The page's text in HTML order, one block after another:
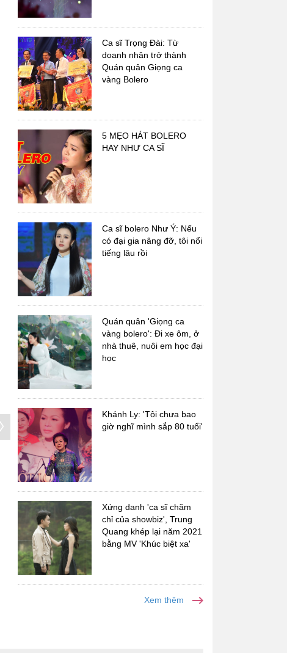
Nhạc sĩ Trúc Phương
Ca sĩ Trọng Đài: Từ
doanh nhân trở thành
Quán quân Giọng ca
vàng Bolero
5 MẸO HÁT BOLERO
HAY NHƯ CA SĨ
Ca sĩ bolero Như Ý: Nếu
có đại gia nâng đỡ, tôi nổi
tiếng lâu rồi
Quán quân 'Giọng ca
vàng bolero': Đi xe ôm, ở
nhà thuê, nuôi em học đại
học
Khánh Ly: 'Tôi chưa bao
giờ nghĩ mình sắp 80 tuổi'
Xứng danh 'ca sĩ chăm
chỉ của showbiz', Trung
Quang khép lại năm 2021
bằng MV 'Khúc biệt xa'
Xem thêm